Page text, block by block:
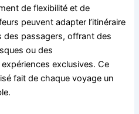
de flexibilité et de
peuvent adapter l’itinéraire
passagers, offrant des
ou des
exclusives. Ce
fait de chaque voyage un